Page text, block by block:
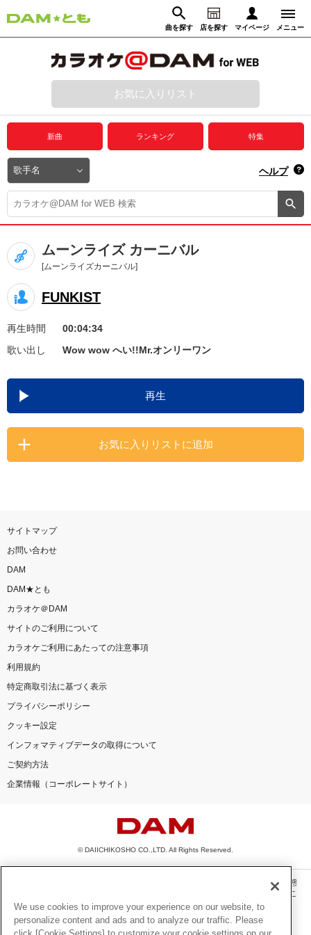
曲を探す 店を探す マイページ メニュー
動画からさがす 録音からさがす
ログイン
プレミアムサービス
DAM★とも動画
DAM★とも録音
カラオケ＠DAM
ユーザー検索
キャンペーン
お知らせ よくあるご質問
DAMの新曲・ランキングなど
カラオケ最新情報をチェック！
お気に入りリスト
新曲 ランキング 特集
ヘルプ
ムーンライズ カーニバル
[ムーンライズカーニバル]
FUNKIST
再生時間
00:04:34
歌い出し
Wow wow へい!!Mr.オンリーワン
再生
お気に入りリストに追加
サイトマップ
お問い合わせ
DAM
DAM★とも
カラオケ＠DAM
サイトのご利用について
カラオケご利用にあたっての注意事項
利用規約
特定商取引法に基づく表示
プライバシーポリシー
クッキー設定
インフォマティブデータの取得について
ご契約方法
企業情報（コーポレートサイト）
© DAIICHIKOSHO CO.,LTD. All Rights Reserved.
このサイトに掲載されている一切の文章・画像・写真・動画・音声等を、手段や形態
を問わず、著作権法の定める範囲を超えて無断で複製、転載、ファイル化などするこ
とを禁じます。
楽曲及びコンテンツは、機種によりご利用いただけない場合があります。
We use cookies to improve your experience on our website, to
personalize content and ads and to analyze our traffic. Please